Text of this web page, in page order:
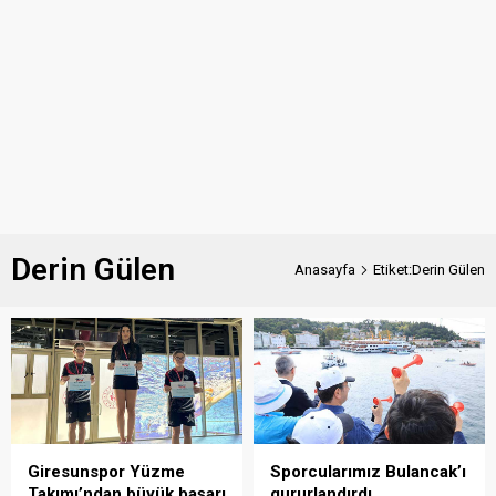
Derin Gülen Anasayfa Etiket:Derin Gülen
Giresunspor Yüzme
Sporcularımız Bulancak’ı